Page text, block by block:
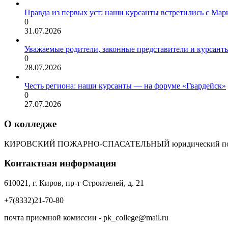
Правда из первых уст: наши курсанты встретились с
0
31.07.2026
Уважаемые родители, законные представители и
0
28.07.2026
Честь региона: наши курсанты — на форуме «Гвардейск»
0
27.07.2026
О колледже
КИРОВСКИЙ ПОЖАРНО-СПАСАТЕЛЬНЫЙ юридический
Контактная информация
610021, г. Киров, пр-т Строителей, д. 21
+7(8332)21-70-80
почта приемной комиссии - pk_college@mail.ru